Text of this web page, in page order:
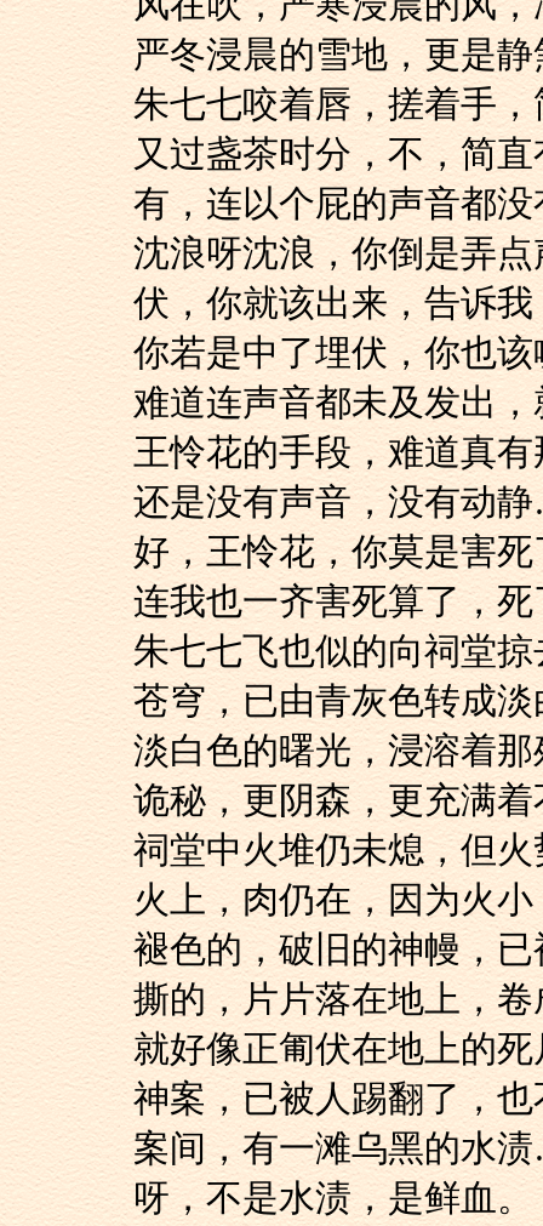
严冬浸晨的雪地，更是
朱七七咬着唇，搓着手
又过盏茶时分，不，
有，连以个屁的声音都没
沈浪呀沈浪，你倒是
伏，你就该出来，告诉
你若是中了埋伏，
难道连声音都未及发出
王怜花的手段，难道
还是没有声音，没有
好，王怜花，你莫是
连我也一齐害死算了，
朱七七飞也似的向祠堂
苍穹，已由青灰色转成
淡白色的曙光，浸溶
诡秘，更阴森，更充满
祠堂中火堆仍未熄，但
火上，肉仍在，因为
褪色的，破旧的神幔
撕的，片片落在地上，
就好像正匍伏在地上的
神案，已被人踢翻了
案间，有一滩乌黑的水
呀，不是水渍，是鲜血。